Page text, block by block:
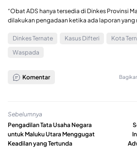
“Obat ADS hanya tersedia di Dinkes Provinsi
dilakukan pengadaan ketika ada laporan yang
Dinkes Ternate Kasus Difteri Kota
Waspada
Komentar
Sebelumnya
Pengadilan Tata Usaha Negara
untuk Maluku Utara Menggugat
Keadilan yang Tertunda